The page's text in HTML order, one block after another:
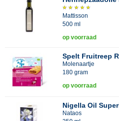
Mattisson
500 ml
op voorraad
Spelt Fruitreep
Molenaartje
180 gram
op voorraad
Nigella Oil
Nataos